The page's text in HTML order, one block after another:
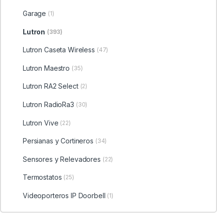
Garage (1)
Lutron (393)
Lutron Caseta Wireless (47)
Lutron Maestro (35)
Lutron RA2 Select (2)
Lutron RadioRa3 (30)
Lutron Vive (22)
Persianas y Cortineros (34)
Sensores y Relevadores (22)
Termostatos (25)
Videoporteros IP Doorbell (1)